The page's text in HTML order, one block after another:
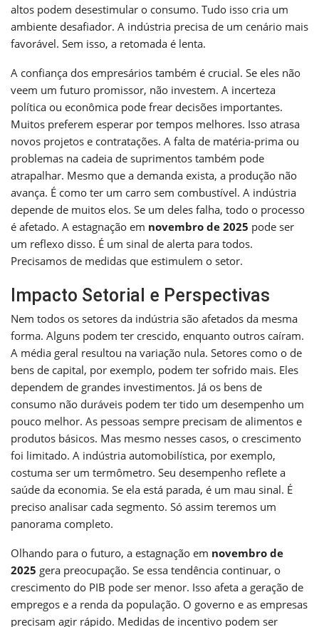
altos podem desestimular o consumo. Tudo isso cria um
ambiente desafiador. A indústria precisa de um cenário mais
favorável. Sem isso, a retomada é lenta.
A confiança dos empresários também é crucial. Se eles não
veem um futuro promissor, não investem. A incerteza
política ou econômica pode frear decisões importantes.
Muitos preferem esperar por tempos melhores. Isso atrasa
novos projetos e contratações. A falta de matéria-prima ou
problemas na cadeia de suprimentos também pode
atrapalhar. Mesmo que a demanda exista, a produção não
avança. É como ter um carro sem combustível. A indústria
depende de muitos elos. Se um deles falha, todo o processo
é afetado. A estagnação em novembro de 2025 pode ser
um reflexo disso. É um sinal de alerta para todos.
Precisamos de medidas que estimulem o setor.
Impacto Setorial e Perspectivas
Nem todos os setores da indústria são afetados da mesma
forma. Alguns podem ter crescido, enquanto outros caíram.
A média geral resultou na variação nula. Setores como o de
bens de capital, por exemplo, podem ter sofrido mais. Eles
dependem de grandes investimentos. Já os bens de
consumo não duráveis podem ter tido um desempenho um
pouco melhor. As pessoas sempre precisam de alimentos e
produtos básicos. Mas mesmo nesses casos, o crescimento
foi limitado. A indústria automobilística, por exemplo,
costuma ser um termômetro. Seu desempenho reflete a
saúde da economia. Se ela está parada, é um mau sinal. É
preciso analisar cada segmento. Só assim teremos um
panorama completo.
Olhando para o futuro, a estagnação em novembro de
2025 gera preocupação. Se essa tendência continuar, o
crescimento do PIB pode ser menor. Isso afeta a geração de
empregos e a renda da população. O governo e as empresas
precisam agir rápido. Medidas de incentivo podem ser